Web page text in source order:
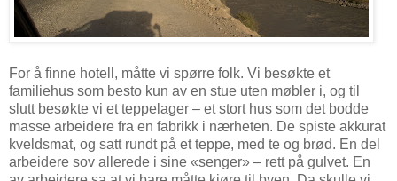
For å finne hotell, måtte vi spørre folk. Vi besøkte et
familiehus som besto kun av en stue uten møbler i, og til
slutt besøkte vi et teppelager – et stort hus som det bodde
masse arbeidere fra en fabrikk i nærheten. De spiste akkurat
kveldsmat, og satt rundt på et teppe, med te og brød. En del
arbeidere sov allerede i sine «senger» – rett på gulvet. En